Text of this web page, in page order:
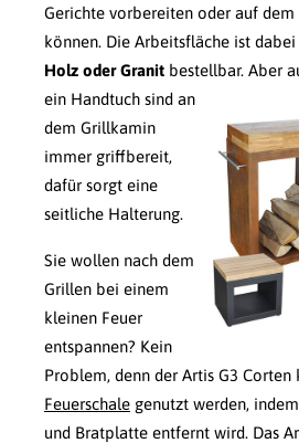
Gerichte vorbereiten oder auf dem
können. Die Arbeitsfläche ist
Holz oder Granit bestellbar. Aber
ein Handtuch sind an
dem Grillkamin
immer griffbereit,
dafür sorgt eine
seitliche Halterung.
Sie wollen nach dem
Grillen bei einem
kleinen Feuer
entspannen? Kein
Problem, denn der Artis G3 Corten
Feuerschale genutzt werden,
und Bratplatte entfernt wird. Das